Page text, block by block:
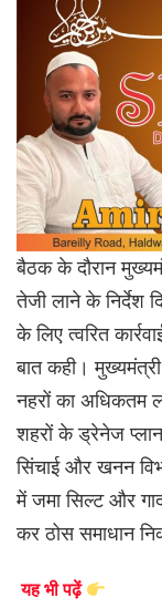
बैठक के दौरान
तेजी लाने के निर्देश
के लिए त्वरित
बात कही।
नहरों का अधिकतम
शहरों के ड्रेनेज
सिंचाई और खनन
में जमा सिल्ट और
कर ठोस समाधान
यह भी पढ़ें